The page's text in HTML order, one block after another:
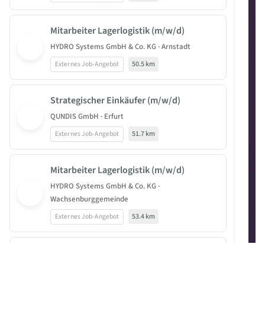
Mitarbeiter Lagerlogistik (m/w/d)
HYDRO Systems GmbH & Co. KG · Arnstadt
Externes Job-Angebot 50.5 km
Strategischer Einkäufer (m/w/d)
QUNDIS GmbH · Erfurt
Externes Job-Angebot 51.7 km
Mitarbeiter Lagerlogistik (m/w/d)
HYDRO Systems GmbH & Co. KG ·
Wachsenburggemeinde
Externes Job-Angebot 53.4 km